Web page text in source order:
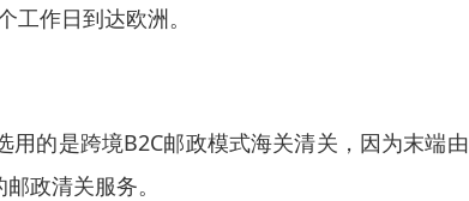
作日到达欧洲。
的是跨境B2C邮政模式海关清关，因为末端
政清关服务。